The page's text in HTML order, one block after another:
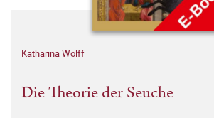
Katharina Wolff
Die Theorie der Seuche